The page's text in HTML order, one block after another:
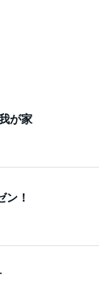
が家
ン！